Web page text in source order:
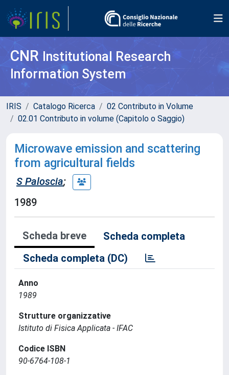
CNR Institutional Research
Information System
IRIS Catalogo Ricerca
02 Contributo in Volume
02.01 Contributo in volume (Capitolo o Saggio)
Microwave emission and scattering
from agricultural fields
S Paloscia;
1989
Scheda breve
Scheda completa
Scheda completa (DC)
Anno
1989
Strutture organizzative
Istituto di Fisica Applicata - IFAC
Codice ISBN
90-6764-108-1